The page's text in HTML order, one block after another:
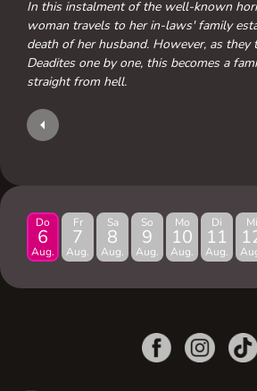
In this instalment of the well-known
woman travels to her in-laws' family
death of her husband. However, as
Deadites one by one, this becomes a
straight from hell.
Do
6
Aug.
Fr
7
Aug.
Sa
8
Aug.
So
9
Aug.
Mo
10
Aug.
Di
11
Aug.
Mi